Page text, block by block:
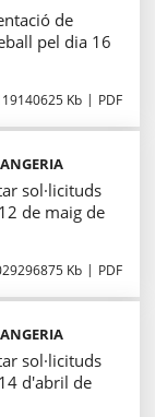
de
pel dia 16
Kb PDF
sol·licituds
de maig de
Kb PDF
sol·licituds
d'abril de